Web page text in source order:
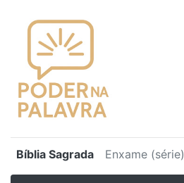
Bíblia Sagrada Enxame (série)